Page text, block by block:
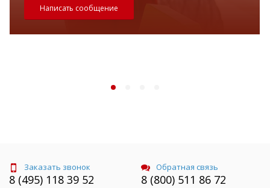
Написать сообщение
Заказать звонок
8 (495) 118 39 52
Обратная связь
8 (800) 511 86 72